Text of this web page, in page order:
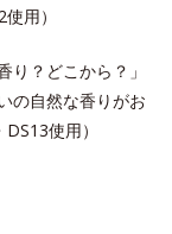
用）
り？どこから？」
の自然な香りがお
使用）